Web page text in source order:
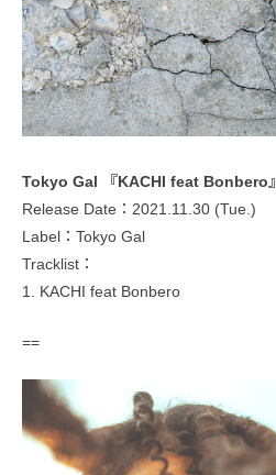
Tokyo Gal 『KACHI feat Bonbero』
Release Date：2021.11.30 (Tue.)
Label：Tokyo Gal
Tracklist：
1. KACHI feat Bonbero
==